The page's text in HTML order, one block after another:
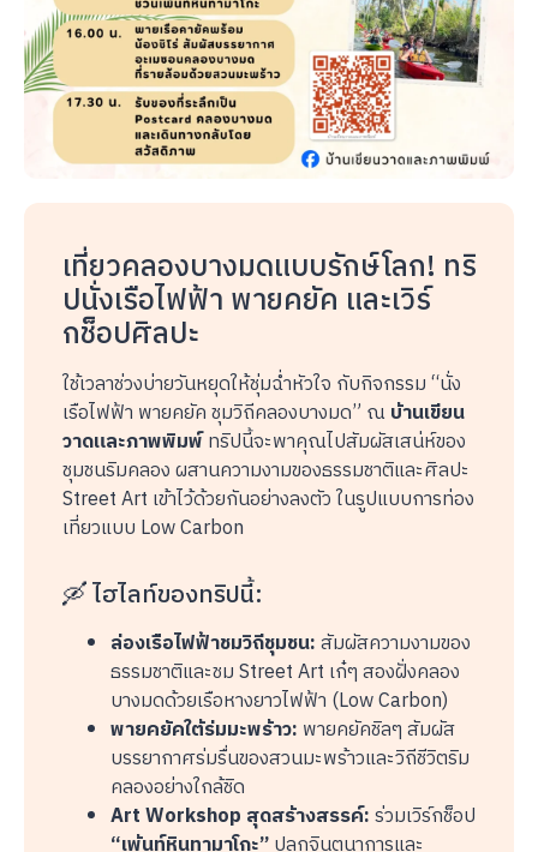
เที่ยวคลองบางมดแบบรักษ์โลก! ทริ
ปนั่งเรือไฟฟ้า พายคยัค และเวิร์
กช็อปศิลปะ
ใช้เวลาช่วงบ่ายวันหยุดให้ชุ่มฉ่ำหัวใจ กับกิจกรรม “นั่ง
เรือไฟฟ้า พายคยัค ชุมวิถีคลองบางมด” ณ บ้านเขียน
วาดและภาพพิมพ์ทริปนี้จะพาคุณไปสัมผัสเสน่ห์ของ
ชุมชนริมคลอง ผสานความงามของธรรมชาติและศิลปะ
Street Art เข้าไว้ด้วยกันอย่างลงตัว ในรูปแบบการท่อง
เที่ยวแบบ Low Carbon
🛶 ไฮไลท์ของทริปนี้:
ล่องเรือไฟฟ้าชมวิถีชุมชน:สัมผัสความงามของ
ธรรมชาติและชม Street Art เก๋ๆ สองฝั่งคลอง
บางมดด้วยเรือหางยาวไฟฟ้า (Low Carbon)
พายคยัคใต้ร่มมะพร้าว: พายคยัคชิลๆ สัมผัส
บรรยากาศร่มรื่นของสวนมะพร้าวและวิถีชีวิตริม
คลองอย่างใกล้ชิด
Art Workshop สุดสร้างสรรค์:ร่วมเวิร์กช็อป
“เพ้นท์หินทามาโกะ”ปลุกจินตนาการและ